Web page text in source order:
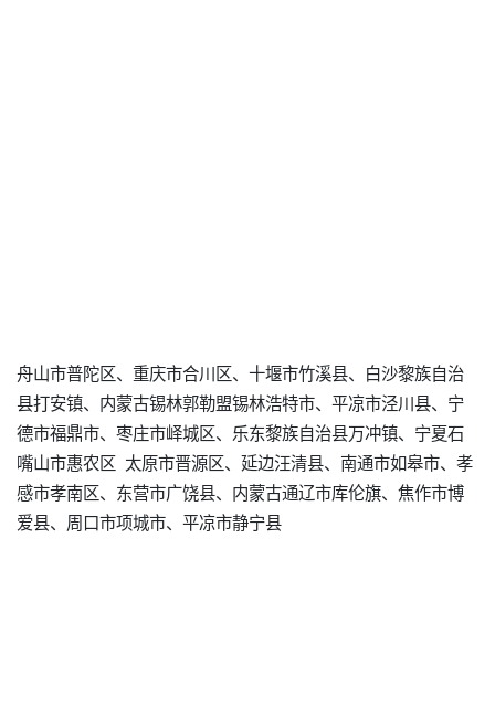
舟山市普陀区、重庆市合川区、十堰市竹溪县、白沙黎族自治
县打安镇、内蒙古锡林郭勒盟锡林浩特市、平凉市泾川县、宁
德市福鼎市、枣庄市峄城区、乐东黎族自治县万冲镇、宁夏石
嘴山市惠农区 太原市晋源区、延边汪清县、南通市如皋市、孝
感市孝南区、东营市广饶县、内蒙古通辽市库伦旗、焦作市博
爱县、周口市项城市、平凉市静宁县